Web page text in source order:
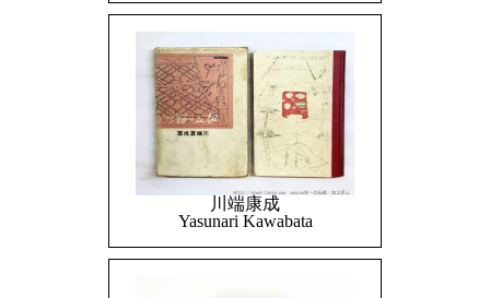
川端康成
Yasunari Kawabata